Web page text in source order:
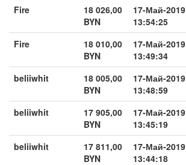
Fire
18 026,00
BYN
17-Май-2019
13:54:25
Fire
18 010,00
BYN
17-Май-2019
13:49:34
beliiwhit
18 005,00
BYN
17-Май-2019
13:48:59
beliiwhit
17 905,00
BYN
17-Май-2019
13:45:19
beliiwhit
17 811,00
BYN
17-Май-2019
13:44:18